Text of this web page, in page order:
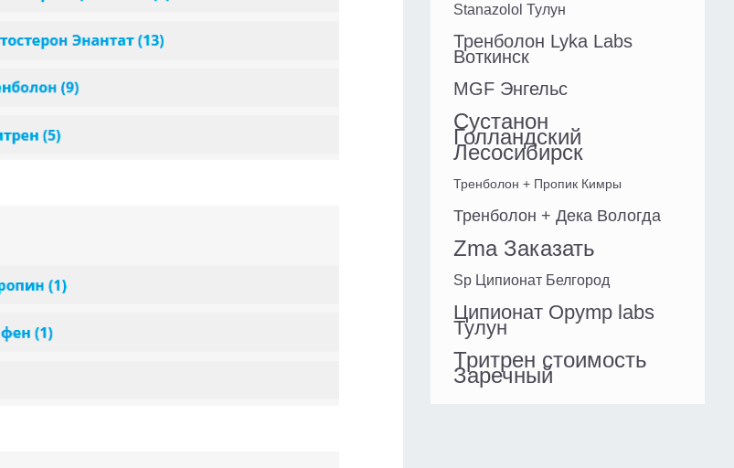
Stanazolol Тулун
Тренболон Lyka Labs
Воткинск
MGF Энгельс
Сустанон
Голландский
Лесосибирск
Тренболон + Пропик Кимры
Тренболон + Дека Вологда
Zma Заказать
Sp Ципионат Белгород
Ципионат Opymp labs
Тулун
Тритрен стоимость
Заречный